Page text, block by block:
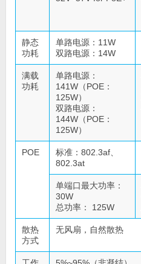
静态
功耗
单路电源：11W
双路电源：14W
满载
功耗
单路电源：
141W（POE：
125W）
双路电源：
144W（POE：
125W）
POE
标准：802.3af、
802.3at
单端口最大功率：
30W
总功率： 125W
散热
方式
无风扇，自然散热